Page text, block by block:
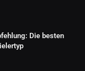
Die besten